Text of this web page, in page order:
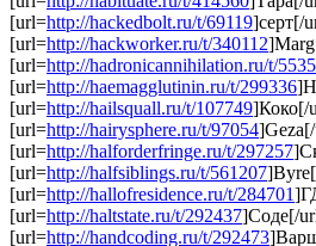
[url=http://hackedbolt.ru/t/69119]серт[/
[url=http://hackworker.ru/t/340112
[url=http://hadronicannihilation.ru/t/
[url=http://haemagglutinin.ru/t/299336
[url=http://hailsquall.ru/t/107749]Коко[/
[url=http://hairysphere.ru/t/97054
[url=http://halforderfringe.ru/t/297257
[url=http://halfsiblings.ru/t/561207
[url=http://hallofresidence.ru/t/284701
[url=http://haltstate.ru/t/292437]Соде[/
[url=http://handcoding.ru/t/292473